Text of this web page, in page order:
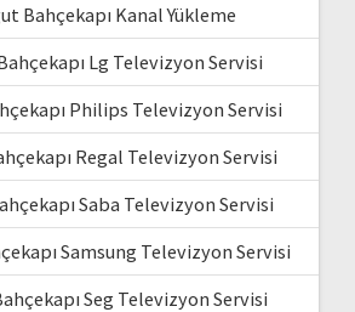
Bahçekapı Kanal Yükleme
Lg Televizyon Servisi
Philips Televizyon Servisi
Regal Televizyon Servisi
Saba Televizyon Servisi
Samsung Televizyon Servisi
Seg Televizyon Servisi